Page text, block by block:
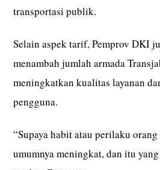
transportasi publik.
Selain aspek tarif, Pemprov DKI
menambah jumlah armada
meningkatkan kualitas layanan
pengguna.
“Supaya habit atau perilaku
umumnya meningkat, dan itu